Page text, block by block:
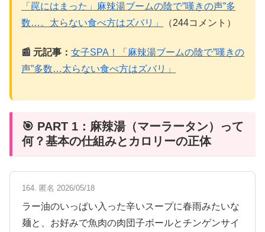
「罠にはまった」麻辣湯ブームの陰で”嘆きの声”多
数…。太らない食べ方はズバリ」
（244コメント）
📰 元記事： 女子SPA！「麻辣湯ブームの陰で”嘆きの
声”多数…太らない食べ方はズバリ」
🎯 PART 1：麻辣湯（マーラータン）って
何？基本の仕組みとカロリーの正体
164. 匿名 2026/05/18
ラー油のいっぱい入った辛いスープに春雨みたいな
麺と、お好みで魚肉の肉団子ボールとチンゲンサイ